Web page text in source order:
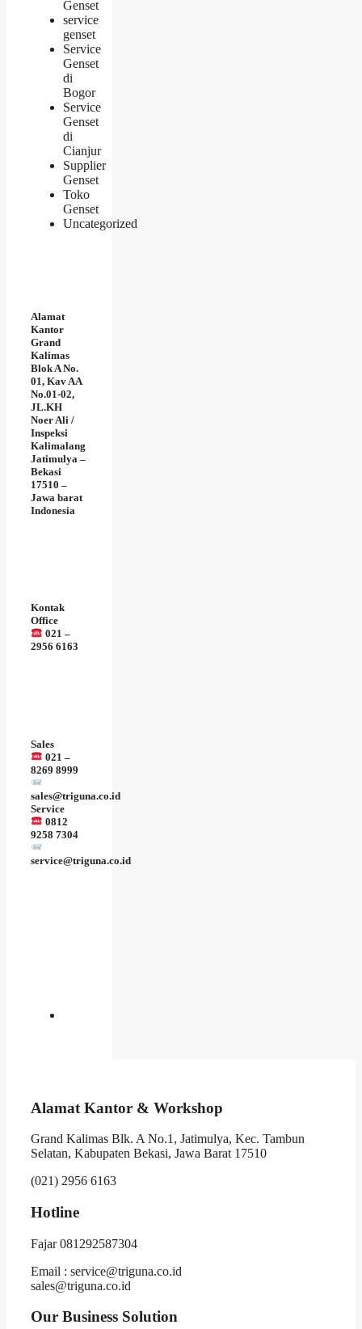
Genset
service
genset
Service
Genset
di
Bogor
Service
Genset
di
Cianjur
Supplier
Genset
Toko
Genset
Uncategorized
Alamat
Kantor
Grand
Kalimas
Blok A No.
01, Kav AA
No.01-02,
JL.KH
Noer Ali /
Inspeksi
Kalimalang
Jatimulya –
Bekasi
17510 –
Jawa barat
Indonesia
Kontak
Office
021 –
2956 6163
Sales
021 –
8269 8999
sales@triguna.co.id
Service
0812
9258 7304
service@triguna.co.id
Alamat Kantor & Workshop
Grand Kalimas Blk. A No.1, Jatimulya, Kec. Tambun
Selatan, Kabupaten Bekasi, Jawa Barat 17510
(021) 2956 6163
Hotline
Fajar 081292587304
Email : service@triguna.co.id
sales@triguna.co.id
Our Business Solution